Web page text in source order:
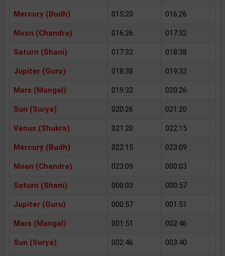
Mercury (Budh) 015:20 016:26
Moon (Chandra) 016:26 017:32
Saturn (Shani) 017:32 018:38
Jupiter (Guru) 018:38 019:32
Mars (Mangal) 019:32 020:26
Sun (Surya) 020:26 021:20
Venus (Shukra) 021:20 022:15
Mercury (Budh) 022:15 023:09
Moon (Chandra) 023:09 000:03
Saturn (Shani) 000:03 000:57
Jupiter (Guru) 000:57 001:51
Mars (Mangal) 001:51 002:46
Sun (Surya) 002:46 003:40